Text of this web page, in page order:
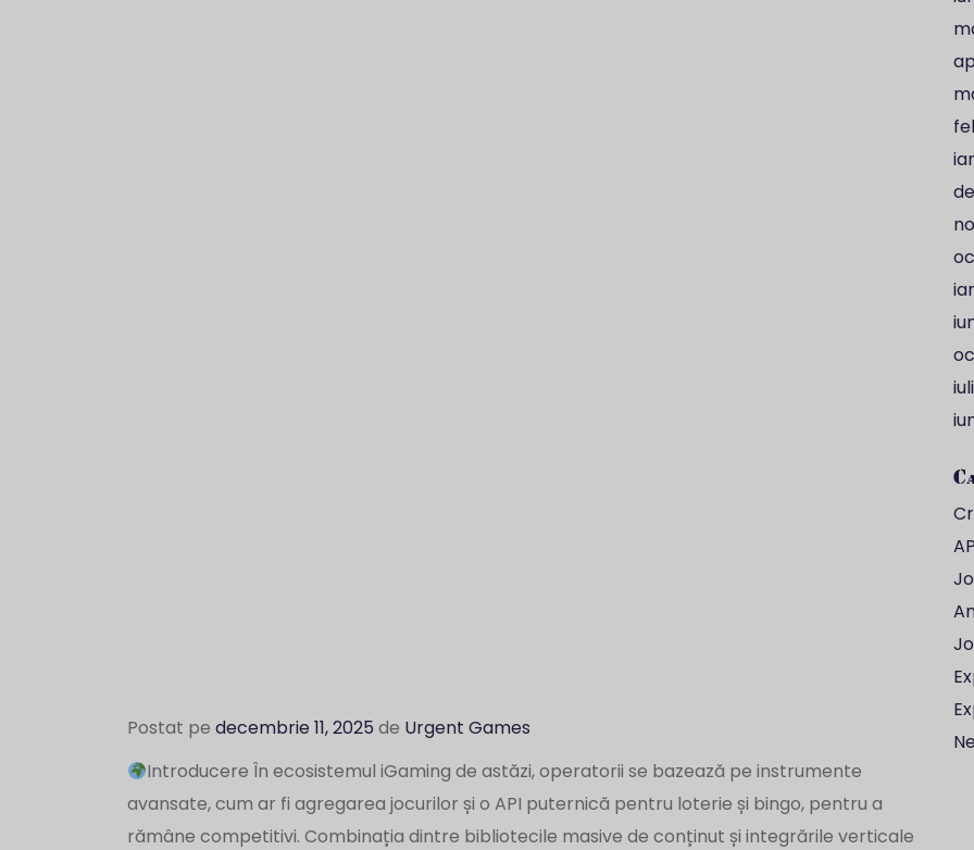
Postat pe decembrie 11, 2025 de Urgent Games
Introducere În ecosistemul iGaming de astăzi, operatorii se bazează pe instrumente
avansate, cum ar fi agregarea jocurilor și o API puternică pentru loterie și bingo, pentru a
rămâne competitivi. Combinația dintre bibliotecile masive de conținut și integrările verticale